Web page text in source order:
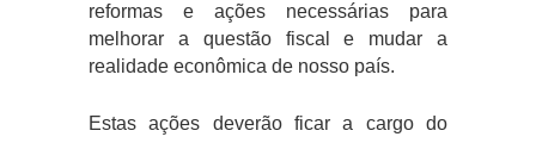
reformas e ações necessárias para
melhorar a questão fiscal e mudar a
realidade econômica de nosso país.
Estas ações deverão ficar a cargo do